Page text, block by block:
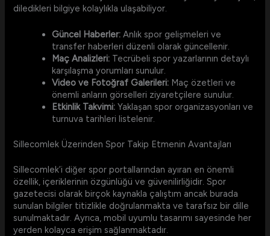
diledikleri bilgiye kolaylıkla ulaşabiliyor.
Güncel Haberler: Anlık spor gelişmeleri ve
transfer haberleri düzenli olarak güncellenir.
Maç Analizleri: Tecrübeli spor yazarlarının detaylı
karşılaşma yorumları sunulur.
Video ve Fotoğraf Galerileri: Maç özetleri ve
önemli anların görselleri ziyaretçilere sunulur.
Etkinlik Takvimi: Yaklaşan spor organizasyonları ve
turnuva tarihleri listelenir.
Sillecomlek Üzerinden Spor Takip Etmenin Avantajları
Sillecomlek’i diğer spor portallarından ayıran en önemli
özellik, içeriklerinin özgünlüğü ve güvenilirliğidir. Spor
gazetecisi olarak birçok kaynakla çalıştım ancak burada
sunulan bilgiler titizlikle doğrulanmakta ve tarafsız bir dille
sunulmaktadır. Ayrıca, mobil uyumlu tasarımı sayesinde her
yerden kolayca erişim sağlanmaktadır.